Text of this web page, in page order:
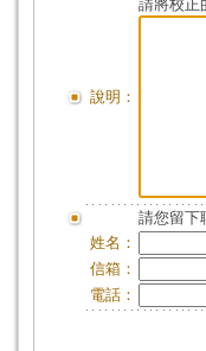
說明：
請將校正
請您留下
姓名：
信箱：
電話：